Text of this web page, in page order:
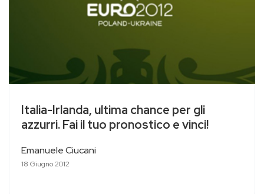
Italia-Irlanda, ultima chance per gli
azzurri. Fai il tuo pronostico e vinci!
Emanuele Ciucani
18 Giugno 2012